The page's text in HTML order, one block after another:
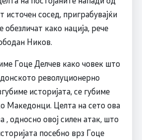
источен сосед, приграбувајќи
обезличат како нација, рече
Ников.
Гоце Делчев како човек што
револуционерно
историјата, се губиме
Македонци. Целта на сето ова
, односно овој силен атак, што
посебно врз Гоце